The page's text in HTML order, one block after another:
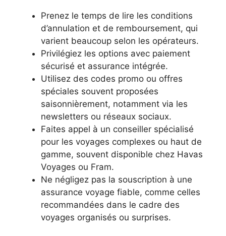
Prenez le temps de lire les conditions
d’annulation et de remboursement, qui
varient beaucoup selon les opérateurs.
Privilégiez les options avec paiement
sécurisé et assurance intégrée.
Utilisez des codes promo ou offres
spéciales souvent proposées
saisonnièrement, notamment via les
newsletters ou réseaux sociaux.
Faites appel à un conseiller spécialisé
pour les voyages complexes ou haut de
gamme, souvent disponible chez Havas
Voyages ou Fram.
Ne négligez pas la souscription à une
assurance voyage fiable, comme celles
recommandées dans le cadre des
voyages organisés ou surprises.